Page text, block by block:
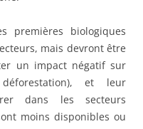
premières biologiques
mais devront être
un impact négatif sur
et leur
dans les secteurs
moins disponibles ou